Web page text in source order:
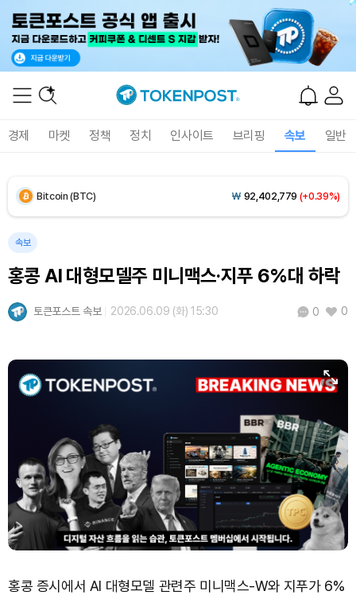
경제 마켓 정책 정치 인사이트 브리핑 속보 일반
Bitcoin (BTC) ₩ 92,402,779 (+0.39%)
Tether USDt (USDT) ₩1,424(+0.03%)
BNB (BNB) 841,187(-0.58%)
XRP (XRP) ₩1,475(-0.99%)
Solana (SOL) ₩104,800(+0.30%)
TRON (TRX) ₩465.6(-0.12%)
Hyperliquid (HYPE) ₩80,782(+2.07%)
Dogecoin (DOGE) ₩99.05(+0.75%)
속보
홍콩 AI 대형모델주 미니맥스·지푸 6%대 하락
토큰포스트 속보 2026.06.09 (화) 15:30 0 0
홍콩 증시에서 AI 대형모델 관련주 미니맥스-W와 지푸가 6%